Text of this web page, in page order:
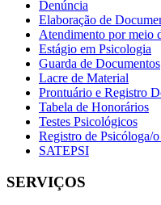
Denúncia
Elaboração de
Atendimento por meio
Estágio em Psicologia
Guarda de Documentos
Lacre de Material
Prontuário e Registro
Tabela de Honorários
Testes Psicológicos
Registro de Psicóloga/
SATEPSI
SERVIÇOS